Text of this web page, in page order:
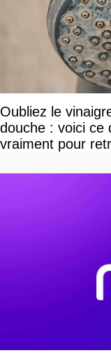
Oubliez le
douche : voici ce
vraiment pour